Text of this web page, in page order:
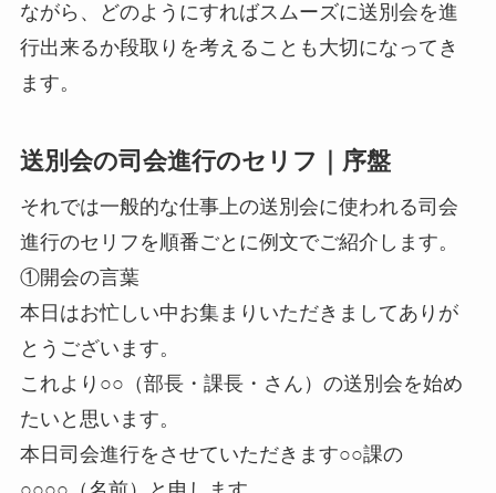
ながら、どのようにすればスムーズに送別会を進
行出来るか段取りを考えることも大切になってき
ます。
送別会の司会進行のセリフ｜序盤
それでは一般的な仕事上の送別会に使われる司会
進行のセリフを順番ごとに例文でご紹介します。
①開会の言葉
本日はお忙しい中お集まりいただきましてありが
とうございます。
これより○○（部長・課長・さん）の送別会を始め
たいと思います。
本日司会進行をさせていただきます○○課の